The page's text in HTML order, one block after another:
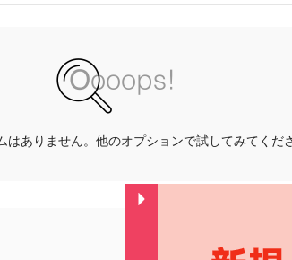
はありません。他のオプションで試してみてくだ